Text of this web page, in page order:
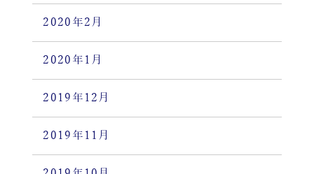
2020年2月
2020年1月
2019年12月
2019年11月